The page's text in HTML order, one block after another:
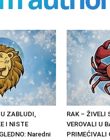
ZABLUDI,
I NISTE
Naredni
RAK – ŽIVELI
VEROVALI U
PRIMEĆIVALI